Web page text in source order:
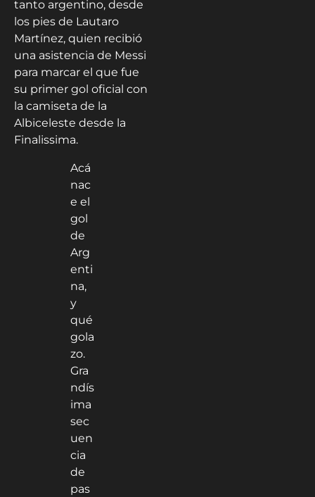
tanto argentino, desde
los pies de Lautaro
Martínez, quien recibió
una asistencia de Messi
para marcar el que fue
su primer gol oficial con
la camiseta de la
Albiceleste desde la
Finalissima.
Acá
nac
e el
gol
de
Arg
enti
na,
y
qué
gola
zo.
Gra
ndís
ima
sec
uen
cia
de
pas